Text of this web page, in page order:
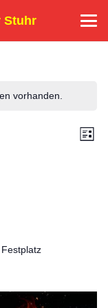
Stuhr
vorhanden.
A
h
V
Liste
Festplatz